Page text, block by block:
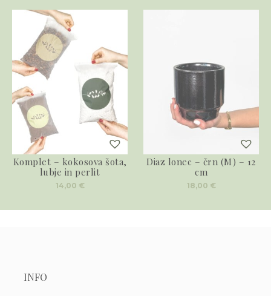
Komplet – kokosova šota,
lubje in perlit
14,00 €
Diaz lonec – črn (M) – 12
cm
18,00 €
INFO